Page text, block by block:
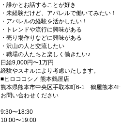
・誰かとお話することが好き
・未経験だけど、アパレルで働いてみたい！
・アパレルの経験を活かしたい！
・トレンドや流行に興味がある
・売り場作りなどに興味がある
・沢山の人と交流したい
・職場の人たちと楽しく働きたい♪
日給9,000円〜1万円
経験やスキルにより考慮いたします。
■ヒロココシノ 熊本鶴屋店
熊本県熊本市中央区手取本町6-1 鶴屋熊本4F
お問い合わせください
9:30〜18:30
10:00〜19:00